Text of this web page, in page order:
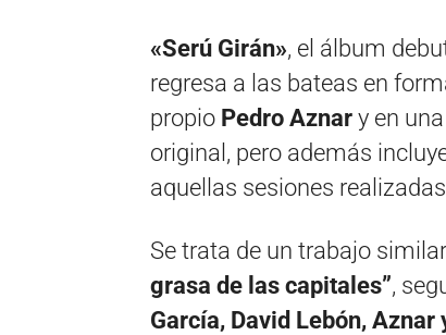
«Serú Girán», el álbum
regresa a las bateas en
propio Pedro Aznar y en
original, pero además
aquellas sesiones
Se trata de un trabajo
grasa de las capitales”,
García, David Lebón, Aznar